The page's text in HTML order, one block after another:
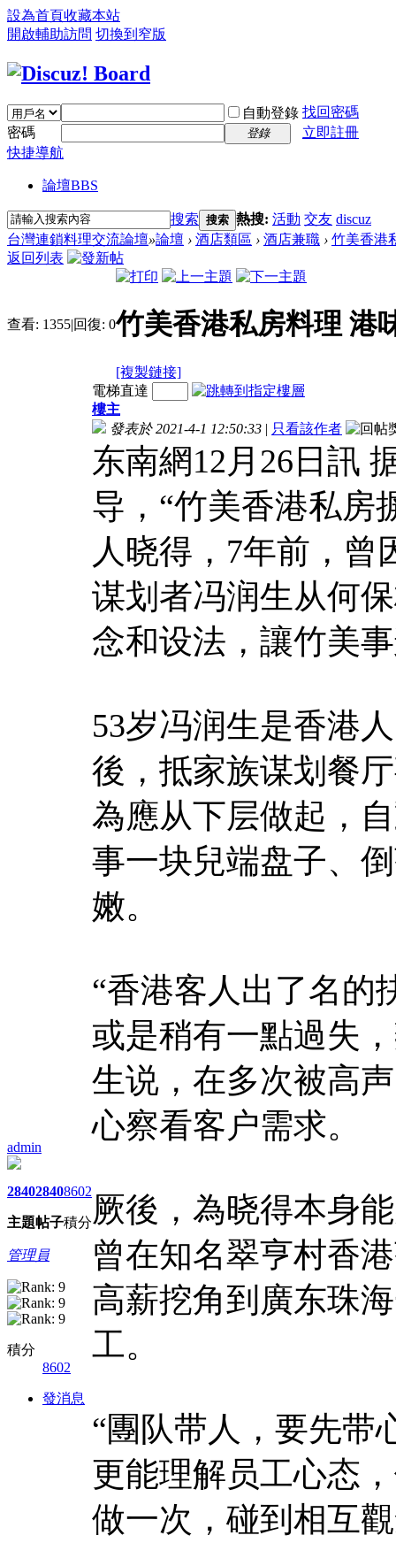
設為首頁收藏本站
開啟輔助訪問 切換到窄版
自動登錄 找回密碼
密碼
登錄
立即註冊
快捷導航
論壇BBS
搜索 搜索 熱搜: 活動 交友 discuz
台灣連鎖料理交流論壇»論壇 › 酒店類區 › 酒店兼職 › 竹美香港
返回列表
查看: 1355|回復: 0竹美香港私房料理 港
[複製鏈接]
admin
2840
主題
2840
帖子
8602
積分
管理員
積分
8602
發消息
電梯直達
樓主
發表於 2021-4-1 12:50:33 | 只看該作者
东南網12月26日訊
导，“竹美香港私房
人晓得，7年前，
谋划者冯润生从何
念和设法，讓竹美
53岁冯润生是香港
後，抵家族谋划餐
為應从下层做起，
事一块兒端盘子、
嫩。
“香港客人出了名的
或是稍有一點過失
生说，在多次被高
心察看客户需求。
厥後，為晓得本身
曾在知名翠亨村香
高薪挖角到廣东珠
工。
“團队带人，要先带
更能理解员工心态
做一次，碰到相互